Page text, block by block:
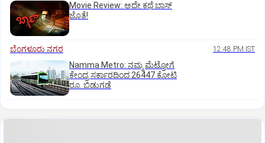
Movie Review: ಅದೇ ಕಥೆ ಬಾಸ್‌
ಜೊತೆ!
ಬೆಂಗಳೂರು ನಗರ 12:48 PM IST
Namma Metro: ನಮ್ಮ ಮೆಟ್ರೋಗೆ
ಕೇಂದ್ರ ಸರ್ಕಾರದಿಂದ 26447 ಕೋಟಿ
ರೂ. ಬಿಡುಗಡೆ